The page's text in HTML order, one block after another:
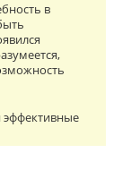
в
эффективные